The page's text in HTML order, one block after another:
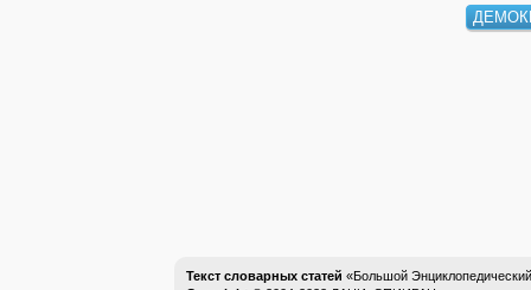
Текст словарных статей «Большой